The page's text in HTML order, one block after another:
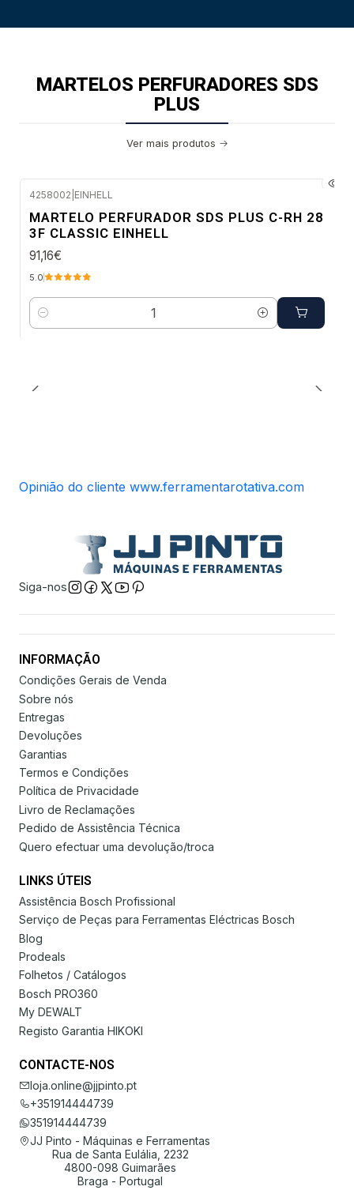
MARTELOS PERFURADORES SDS
PLUS
Ver mais produtos
4258002 EINHELL
MARTELO PERFURADOR SDS PLUS C-RH 28
3F CLASSIC EINHELL
91,16€
5.0
Quantidade
Opinião do cliente www.ferramentarotativa.com
Siga-nos
INFORMAÇÃO
Condições Gerais de Venda
Sobre nós
Entregas
Devoluções
Garantias
Termos e Condições
Política de Privacidade
Livro de Reclamações
Pedido de Assistência Técnica
Quero efectuar uma devolução/troca
LINKS ÚTEIS
Assistência Bosch Profissional
Serviço de Peças para Ferramentas Eléctricas Bosch
Blog
Prodeals
Folhetos / Catálogos
Bosch PRO360
My DEWALT
Registo Garantia HIKOKI
CONTACTE-NOS
loja.online@jjpinto.pt
+351914444739
351914444739
JJ Pinto - Máquinas e Ferramentas
Rua de Santa Eulália, 2232
4800-098 Guimarães
Braga - Portugal